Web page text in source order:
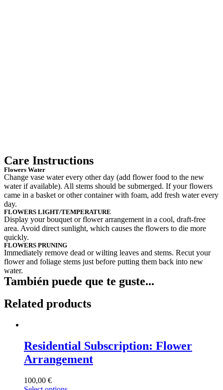
Care Instructions
Flowers Water
Change vase water every other day (add flower food to the new
water if available). All stems should be submerged. If your flowers
came in a basket or other container with foam, add fresh water every
day.
FLOWERS LIGHT/TEMPERATURE
Display your bouquet or flower arrangement in a cool, draft-free
area. Avoid direct sunlight, which causes the flowers to die more
quickly.
FLOWERS PRUNING
Immediately remove dead or wilting leaves and stems. Recut your
flower and foliage stems just before putting them back into new
water.
También puede que te guste...
Related products
Residential Subscription: Flower
Arrangement
100,00 €